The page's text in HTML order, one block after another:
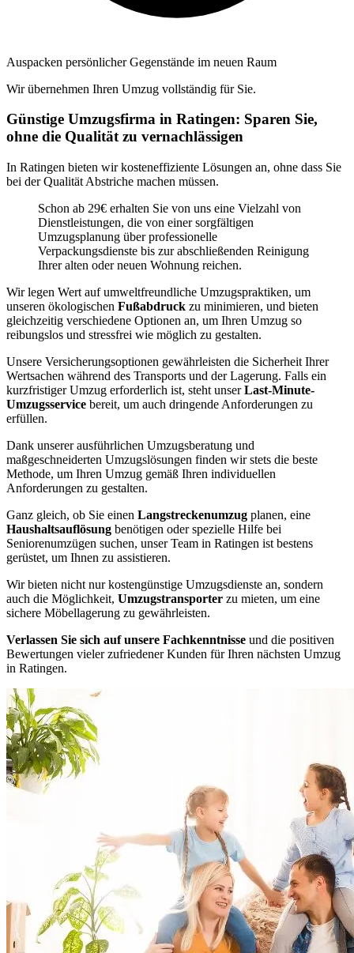
Auspacken persönlicher Gegenstände im neuen Raum
Wir übernehmen Ihren Umzug vollständig für Sie.
Günstige Umzugsfirma in Ratingen: Sparen Sie,
ohne die Qualität zu vernachlässigen
In Ratingen bieten wir kosteneffiziente Lösungen an, ohne dass Sie
bei der Qualität Abstriche machen müssen.
Schon ab 29€ erhalten Sie von uns eine Vielzahl von
Dienstleistungen, die von einer sorgfältigen
Umzugsplanung über professionelle
Verpackungsdienste bis zur abschließenden Reinigung
Ihrer alten oder neuen Wohnung reichen.
Wir legen Wert auf umweltfreundliche Umzugspraktiken, um
unseren ökologischen Fußabdruck zu minimieren, und bieten
gleichzeitig verschiedene Optionen an, um Ihren Umzug so
reibungslos und stressfrei wie möglich zu gestalten.
Unsere Versicherungsoptionen gewährleisten die Sicherheit Ihrer
Wertsachen während des Transports und der Lagerung. Falls ein
kurzfristiger Umzug erforderlich ist, steht unserLast-Minute-
Umzugsservice bereit, um auch dringende Anforderungen zu
erfüllen.
Dank unserer ausführlichen Umzugsberatung und
maßgeschneiderten Umzugslösungen finden wir stets die beste
Methode, um Ihren Umzug gemäß Ihren individuellen
Anforderungen zu gestalten.
Ganz gleich, ob Sie einen Langstreckenumzug planen, eine
Haushaltsauflösung benötigen oder spezielle Hilfe bei
Seniorenumzügen suchen, unser Team in Ratingen ist bestens
gerüstet, um Ihnen zu assistieren.
Wir bieten nicht nur kostengünstige Umzugsdienste an, sondern
auch die Möglichkeit, Umzugstransporter zu mieten, um eine
sichere Möbellagerung zu gewährleisten.
Verlassen Sie sich auf unsere Fachkenntnisse und die positiven
Bewertungen vieler zufriedener Kunden für Ihren nächsten Umzug
in Ratingen.